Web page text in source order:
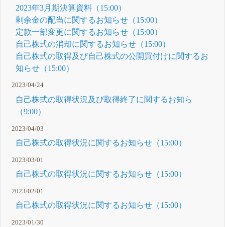
2023年3月期決算資料（15:00）
剰余金の配当に関するお知らせ（15:00）
定款一部変更に関するお知らせ（15:00）
自己株式の消却に関するお知らせ（15:00）
自己株式の取得及び自己株式の公開買付けに関するお
知らせ（15:00）
2023/04/24
自己株式の取得状況及び取得終了に関するお知ら
（9:00）
2023/04/03
自己株式の取得状況に関するお知らせ（15:00）
2023/03/01
自己株式の取得状況に関するお知らせ（15:00）
2023/02/01
自己株式の取得状況に関するお知らせ（15:00）
2023/01/30